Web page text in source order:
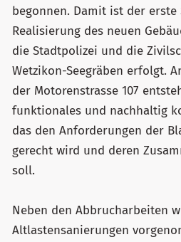
begonnen. Damit ist der
Realisierung des neuen
die Stadtpolizei und die
Wetzikon-Seegräben erfolgt.
der Motorenstrasse 107
funktionales und nachhaltig
das den Anforderungen der
gerecht wird und deren
soll.
Neben den Abbrucharbeiten
Altlastensanierungen